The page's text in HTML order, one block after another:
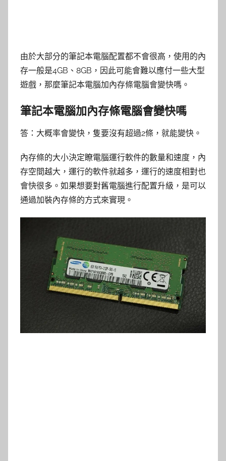
由於大部分的筆記本電腦配置都不會很高，使用的內
存一般是4GB、8GB，因此可能會難以應付一些大型
遊戲，那麼筆記本電腦加內存條電腦會變快嗎。
筆記本電腦加內存條電腦會變快嗎
答：大概率會變快，隻要沒有超過2條，就能變快。
內存條的大小決定瞭電腦運行軟件的數量和速度，內
存空間越大，運行的軟件就越多，運行的速度相對也
會快很多。如果想要對舊電腦進行配置升級，是可以
通過加裝內存條的方式來實現。